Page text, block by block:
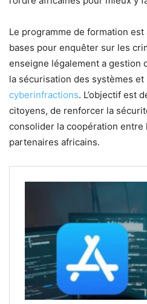
Le programme de formation
bases pour enquêter sur les
enseigne légalement a gestion
la sécurisation des systèmes et
cyberinfractions. L’objectif est
citoyens, de renforcer la
consolider la coopération entre
partenaires africains.